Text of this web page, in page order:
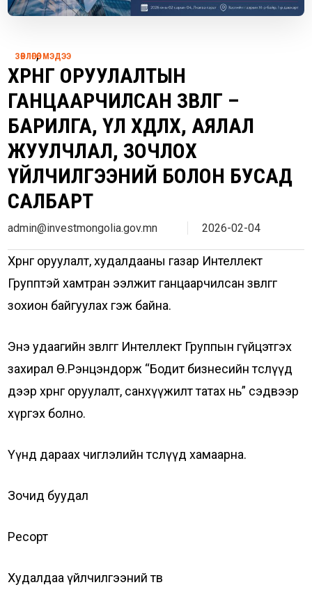
ЗӨВЛӨГӨӨ,МЭДЭЭ
ХӨРӨНГӨ ОРУУЛАЛТЫН
ГАНЦААРЧИЛСАН ЗӨВЛӨГӨӨ –
БАРИЛГА, ҮЛ ХӨДЛӨХ, АЯЛАЛ
ЖУУЛЧЛАЛ, ЗОЧЛОХ
ҮЙЛЧИЛГЭЭНИЙ БОЛОН БУСАД
САЛБАРТ
admin@investmongolia.gov.mn 2026-02-04
Хөрөнгө оруулалт, худалдааны газар Интеллект
Групптэй хамтран ээлжит ганцаарчилсан зөвлөгөөг
зохион байгуулах гэж байна.
Энэ удаагийн зөвлөгөөг Интеллект Группын гүйцэтгэх
захирал Ө.Рэнцэндорж “Бодит бизнесийн төслүүд
дээр хөрөнгө оруулалт, санхүүжилт татах нь” сэдвээр
хүргэх болно.
Үүнд дараах чиглэлийн төслүүд хамаарна.
Зочид буудал
Ресорт
Худалдаа үйлчилгээний төв